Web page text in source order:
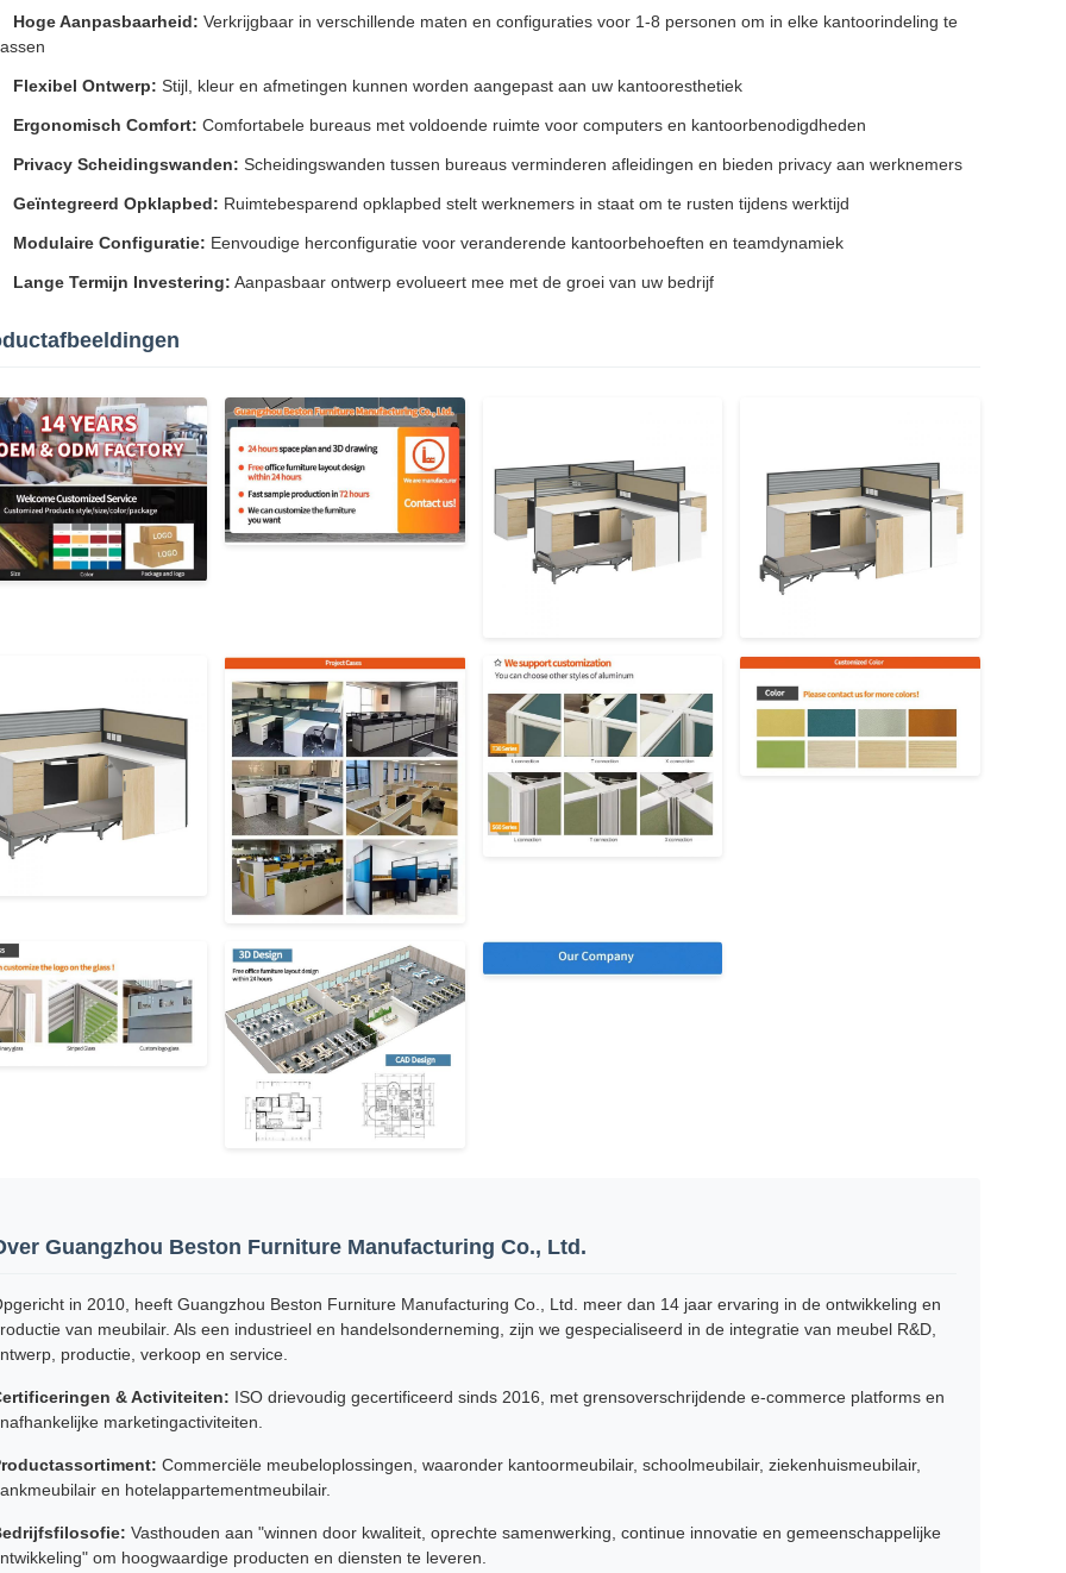
Hoge Aanpasbaarheid: Verkrijgbaar in verschillende maten en configuraties voor 1-8 personen om in elke kantoorindeling te
Flexibel Ontwerp: Stijl, kleur en afmetingen kunnen worden aangepast aan uw kantooresthetiek
Ergonomisch Comfort: Comfortabele bureaus met voldoende ruimte voor computers en kantoorbenodigdheden
Privacy Scheidingswanden: Scheidingswanden tussen bureaus verminderen afleidingen en bieden privacy aan werknemers
Geïntegreerd Opklapbed: Ruimtebesparend opklapbed stelt werknemers in staat om te rusten tijdens werktijd
Modulaire Configuratie: Eenvoudige herconfiguratie voor veranderende kantoorbehoeften en teamdynamiek
Lange Termijn Investering: Aanpasbaar ontwerp evolueert mee met de groei van uw bedrijf
Guangzhou Beston Furniture Manufacturing Co., Ltd.
in 2010, heeft Guangzhou Beston Furniture Manufacturing Co., Ltd. meer dan 14 jaar ervaring in de ontwikkeling en
van meubilair. Als een industrieel en handelsonderneming, zijn we gespecialiseerd in de integratie van meubel R&D,
productie, verkoop en service.
& Activiteiten: ISO drievoudig gecertificeerd sinds 2016, met grensoverschrijdende e-commerce platforms en
marketingactiviteiten.
Commerciële meubeloplossingen, waaronder kantoormeubilair, schoolmeubilair, ziekenhuismeubilair,
en hotelappartementmeubilair.
Vasthouden aan "winnen door kwaliteit, oprechte samenwerking, continue innovatie en gemeenschappelijke
om hoogwaardige producten en diensten te leveren.